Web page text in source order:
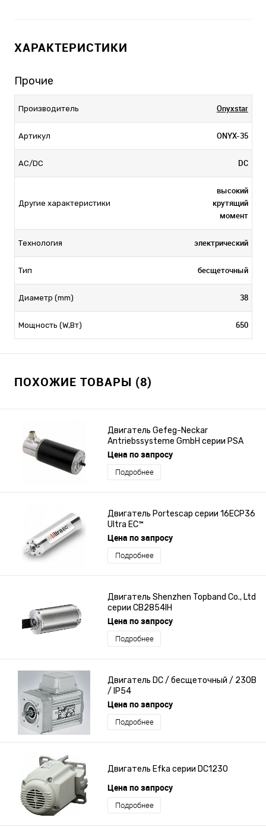
ХАРАКТЕРИСТИКИ
Прочие
Производитель Onyxstar
Артикул ONYX-35
AC/DC DC
Другие характеристики
высокий
крутящий
момент
Технология электрический
Тип бесщеточный
Диаметр (mm) 38
Мощность (W,Вт) 650
ПОХОЖИЕ ТОВАРЫ (8)
Двигатель Gefeg-Neckar
Antriebssysteme GmbH серии PSA
5230
Цена по запросу
Подробнее
Двигатель Portescap серии 16ECP36
Ultra EC™
Цена по запросу
Подробнее
Двигатель Shenzhen Topband Co., Ltd
серии CB2854IH
Цена по запросу
Подробнее
Двигатель DC / бесщеточный / 230В
/ IP54
Цена по запросу
Подробнее
Двигатель Efka серии DC1230
Цена по запросу
Подробнее